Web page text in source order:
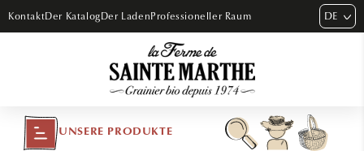
ZUM
INHALT
KontaktDer KatalogDer LadenProfessioneller Raum DE
UNSERE PRODUKTE